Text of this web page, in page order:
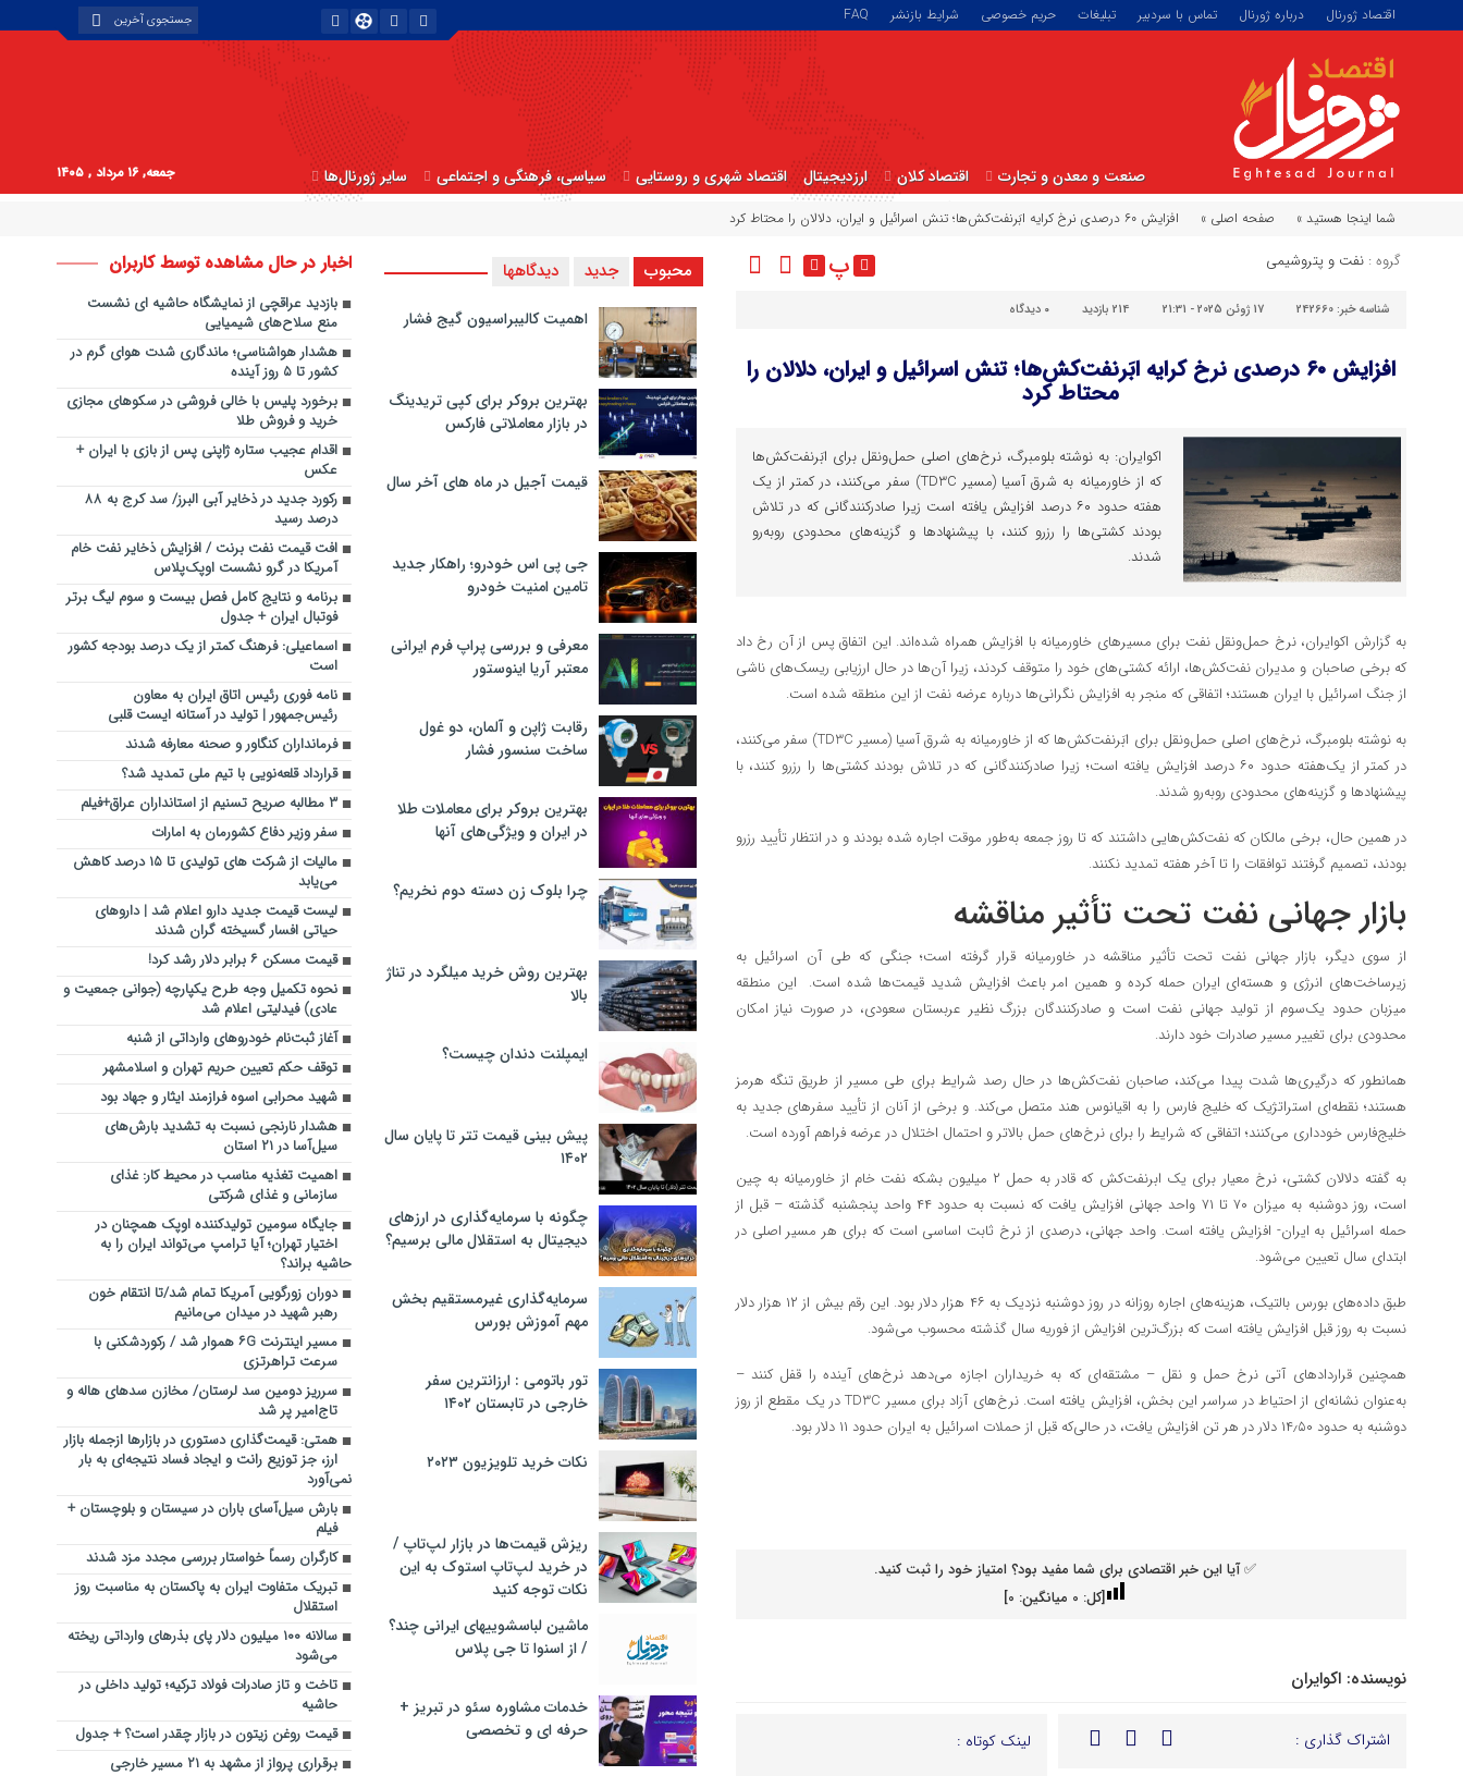
اقتصاد ژورنال درباره ژورنال تماس با سردبیر تبلیغات حریم خصوصی شرایط بازنشر FAQ
صنعت و معدن و تجارت اقتصاد کلان ارزدیجیتال اقتصاد شهری و روستایی سیاسی، فرهنگی و اجتماعی سایر ژورنال‌ها جمعه, ۱۶ مرداد , ۱۴۰۵
شما اینجا هستید » صفحه اصلی » افزایش ۶۰ درصدی نرخ کرایه ابَرنفت‌کش‌‌ها؛ تنش اسرائیل و ایران، دلالان را محتاط کرد
گروه : نفت و پتروشیمی پ
شناسه خبر: 242660 17 ژوئن 2025 - 21:31 214 بازدید ۰ دیدگاه
افزایش ۶۰ درصدی نرخ کرایه ابَرنفت‌کش‌‌ها؛ تنش اسرائیل و ایران، دلالان را
محتاط کرد
اکوایران: به نوشته بلومبرگ، نرخ‌های اصلی حمل‌ونقل برای ابَرنفت‌کش‌ها
که از خاورمیانه به شرق آسیا (مسیر TD3C) سفر می‌کنند، در کمتر از یک
هفته حدود ۶۰ درصد افزایش یافته است زیرا صادرکنندگانی که در تلاش
بودند کشتی‌ها را رزرو کنند، با پیشنهادها و گزینه‌های محدودی روبه‌رو
شدند.
به گزارش اکوایران، نرخ حمل‌ونقل نفت برای مسیرهای خاورمیانه با افزایش همراه شده‌اند. این اتفاق پس از آن رخ داد
که برخی صاحبان و مدیران نفت‌کش‌ها، ارائه کشتی‌های خود را متوقف کردند، زیرا آن‌ها در حال ارزیابی ریسک‌های ناشی
از جنگ اسرائیل با ایران هستند؛ اتفاقی که منجر به افزایش نگرانی‌ها درباره عرضه نفت از این منطقه شده است.
به نوشته بلومبرگ، نرخ‌های اصلی حمل‌ونقل برای ابَرنفت‌کش‌ها که از خاورمیانه به شرق آسیا (مسیر TD3C) سفر می‌کنند،
در کمتر از یک‌هفته حدود ۶۰ درصد افزایش یافته است؛ زیرا صادرکنندگانی که در تلاش بودند کشتی‌ها را رزرو کنند، با
پیشنهادها و گزینه‌های محدودی روبه‌رو شدند.
در همین حال، برخی مالکان که نفت‌کش‌هایی داشتند که تا روز جمعه به‌طور موقت اجاره شده بودند و در انتظار تأیید رزرو
بودند، تصمیم گرفتند توافقات را تا آخر هفته تمدید نکنند.
بازار جهانی نفت تحت تأثیر مناقشه
از سوی دیگر، بازار جهانی نفت تحت تأثیر مناقشه در خاورمیانه قرار گرفته است؛ جنگی که طی آن اسرائیل به
زیرساخت‌های انرژی و هسته‌ای ایران حمله کرده و همین امر باعث افزایش شدید قیمت‌ها شده است. این منطقه
میزبان حدود یک‌سوم از تولید جهانی نفت است و صادرکنندگان بزرگ نظیر عربستان سعودی، در صورت نیاز امکان
محدودی برای تغییر مسیر صادرات خود دارند.
همانطور که درگیری‌ها شدت پیدا می‌کند، صاحبان نفت‌کش‌ها در حال رصد شرایط برای طی مسیر از طریق تنگه هرمز
هستند؛ نقطه‌ای استراتژیک که خلیج فارس را به اقیانوس هند متصل می‌کند. و برخی از آنان از تأیید سفرهای جدید به
خلیج‌فارس خودداری می‌کنند؛ اتفاقی که شرایط را برای نرخ‌های حمل بالاتر و احتمال اختلال در عرضه فراهم آورده است.
به گفته دلالان کشتی، نرخ معیار برای یک ابرنفت‌کش که قادر به حمل ۲ میلیون بشکه نفت خام از خاورمیانه به چین
است، روز دوشنبه به میزان ۷۰ تا ۷۱ واحد جهانی افزایش یافت که نسبت به حدود ۴۴ واحد پنجشنبه گذشته – قبل از
حمله اسرائیل به ایران- افزایش یافته است. واحد جهانی، درصدی از نرخ ثابت اساسی است که برای هر مسیر اصلی در
ابتدای سال تعیین می‌شود.
طبق داده‌های بورس بالتیک، هزینه‌های اجاره روزانه در روز دوشنبه نزدیک به ۴۶ هزار دلار بود. این رقم بیش از ۱۲ هزار دلار
نسبت به روز قبل افزایش یافته است که بزرگ‌ترین افزایش از فوریه سال گذشته محسوب می‌شود.
همچنین قراردادهای آتی نرخ حمل و نقل – مشتقه‌ای که به خریداران اجازه می‌دهد نرخ‌های آینده را قفل کنند –
به‌عنوان نشانه‌ای از احتیاط در سراسر این بخش، افزایش یافته است. نرخ‌های آزاد برای مسیر TD3C در یک مقطع از روز
دوشنبه به حدود ۱۴٫۵۰ دلار در هر تن افزایش یافت، در حالی‌که قبل از حملات اسرائیل به ایران حدود ۱۱ دلار بود.
✅ آیا این خبر اقتصادی برای شما مفید بود؟ امتیاز خود را ثبت کنید.
[کل: 0 میانگین: 0
]
نویسنده: اکوایران
اشتراک گذاری : لینک کوتاه :
محبوب جدید دیدگاهها
اهمیت کالیبراسیون گیج فشار
بهترین بروکر برای کپی‌ تریدینگ
در بازار معاملاتی فارکس
قیمت آجیل در ماه های آخر سال
جی پی اس خودرو؛ راهکار جدید
تامین امنیت خودرو
معرفی و بررسی پراپ فرم ایرانی
معتبر آریا اینوستور
رقابت ژاپن و آلمان، دو غول
ساخت سنسور فشار
بهترین بروکر برای معاملات طلا
در ایران و ویژگی‌های آنها
چرا بلوک زن دسته دوم نخریم؟
بهترین روش خرید میلگرد در تناژ
بالا
ایمپلنت دندان چیست؟
پیش بینی قیمت تتر تا پایان سال
۱۴۰۲
چگونه با سرمایه‌گذاری در ارزهای
دیجیتال به استقلال مالی برسیم؟
سرمایه‌گذاری غیرمستقیم بخش
مهم آموزش بورس
تور باتومی : ارزانترین سفر
خارجی در تابستان ۱۴۰۲
نکات خرید تلویزیون ۲۰۲۳
ریزش قیمت‌ها در بازار لپ‌تاپ /
در خرید لپ‌تاپ استوک به این
نکات توجه کنید
ماشین لباسشویی‎های ایرانی چند؟
/ از اسنوا تا جی پلاس
خدمات مشاوره سئو در تبریز +
حرفه ای و تخصصی
اخبار در حال مشاهده توسط کاربران
بازدید عراقچی از نمایشگاه حاشیه ای نشست
منع سلاح‌های شیمیایی
هشدار هواشناسی؛ ماندگاری شدت هوای گرم در
کشور تا ۵ روز آینده
برخورد پلیس با خالی فروشی در سکوهای مجازی
خرید و فروش طلا
اقدام عجیب ستاره ژاپنی پس از بازی با ایران +
عکس
رکورد جدید در ذخایر آبی البرز/ سد کرج به ۸۸
درصد رسید
افت قیمت نفت برنت / افزایش ذخایر نفت خام
آمریکا در گرو نشست اوپک‌پلاس
برنامه و نتایج کامل فصل بیست و سوم لیگ برتر
فوتبال ایران + جدول
اسماعیلی: فرهنگ کمتر از یک درصد بودجه کشور
است
نامه فوری رئیس اتاق ایران به معاون
رئیس‌جمهور | تولید در آستانه ایست قلبی
فرمانداران کنگاور و صحنه معارفه شدند
قرارداد قلعه‌نویی با تیم ملی تمدید شد؟
۳ مطالبه صریح تسنیم از استانداران عراق+فیلم
سفر وزیر دفاع کشورمان به امارات
مالیات از شرکت های تولیدی تا ۱۵ درصد کاهش
می‌یابد
لیست قیمت جدید دارو اعلام شد | داروهای
حیاتی افسار گسیخته گران شدند
قیمت مسکن ۶ برابر دلار رشد کرد!
نحوه تکمیل وجه طرح یکپارچه (جوانی جمعیت و
عادی) فیدلیتی اعلام شد
آغاز ثبت‌نام خودروهای وارداتی از شنبه
توقف حکم تعیین حریم تهران و اسلامشهر
شهید محرابی اسوه فرازمند ایثار و جهاد بود
هشدار نارنجی نسبت به تشدید بارش‌های
سیل‌آسا در ۲۱ استان
اهمیت تغذیه مناسب در محیط کار: غذای
سازمانی و غذای شرکتی
جایگاه سومین تولیدکننده اوپک همچنان در
اختیار تهران؛ آیا ترامپ می‌تواند ایران را به
حاشیه براند؟
دوران زورگویی آمریکا تمام شد/تا انتقام خون
رهبر شهید در میدان می‌مانیم
مسیر اینترنت ۶G هموار شد / رکوردشکنی با
سرعت تراهرتزی
سرریز دومین سد لرستان/ مخازن سدهای هاله و
تاج‌امیر پر شد
همتی: قیمت‌گذاری دستوری در بازارها ازجمله بازار
ارز، جز توزیع رانت و ایجاد فساد نتیجه‌ای به بار
نمی‌آورد
بارش سیل‌آسای باران در سیستان و بلوچستان +
فیلم
کارگران رسماً خواستار بررسی مجدد مزد شدند
تبریک متفاوت ایران به پاکستان به مناسبت روز
استقلال
سالانه ۱۰۰ میلیون دلار پای بذرهای وارداتی ریخته
می‌شود
تاخت‌ و تاز صادرات فولاد ترکیه؛ تولید داخلی در
حاشیه
قیمت روغن زیتون در بازار چقدر است؟ + جدول
برقراری پرواز از مشهد به ۲۱ مسیر خارجی